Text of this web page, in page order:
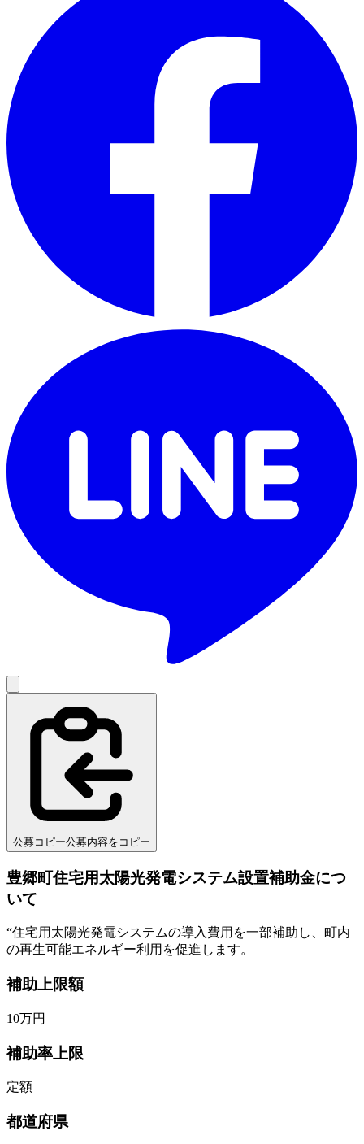
公募コピー公募内容をコピー
豊郷町住宅用太陽光発電システム設置補助金につ
いて
“住宅用太陽光発電システムの導入費用を一部補助し、町内
の再生可能エネルギー利用を促進します。
補助上限額
10万円
補助率上限
定額
都道府県